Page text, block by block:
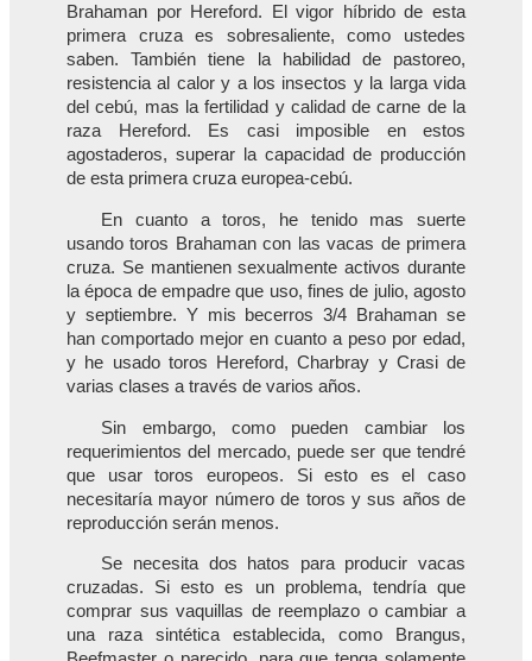
Brahaman por Hereford. El vigor híbrido de esta
primera cruza es sobresaliente, como ustedes
saben. También tiene la habilidad de pastoreo,
resistencia al calor y a los insectos y la larga vida
del cebú, mas la fertilidad y calidad de carne de la
raza Hereford. Es casi imposible en estos
agostaderos, superar la capacidad de producción
de esta primera cruza europea-cebú.
En cuanto a toros, he tenido mas suerte
usando toros Brahaman con las vacas de primera
cruza. Se mantienen sexualmente activos durante
la época de empadre que uso, fines de julio, agosto
y septiembre. Y mis becerros 3/4 Brahaman se
han comportado mejor en cuanto a peso por edad,
y he usado toros Hereford, Charbray y Crasi de
varias clases a través de varios años.
Sin embargo, como pueden cambiar los
requerimientos del mercado, puede ser que tendré
que usar toros europeos. Si esto es el caso
necesitaría mayor número de toros y sus años de
reproducción serán menos.
Se necesita dos hatos para producir vacas
cruzadas. Si esto es un problema, tendría que
comprar sus vaquillas de reemplazo o cambiar a
una raza sintética establecida, como Brangus,